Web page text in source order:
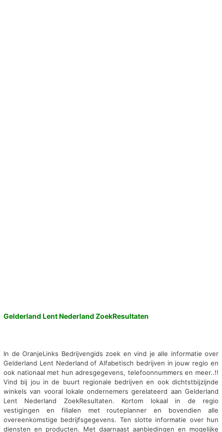
Gelderland Lent Nederland ZoekResultaten
In de OranjeLinks Bedrijvengids zoek en vind je alle informatie over
Gelderland Lent Nederland of Alfabetisch bedrijven in jouw regio en
ook nationaal met hun adresgegevens, telefoonnummers en meer..!!
Vind bij jou in de buurt regionale bedrijven en ook dichtstbijzijnde
winkels van vooral lokale ondernemers gerelateerd aan Gelderland
Lent Nederland ZoekResultaten. Kortom lokaal in de regio
vestigingen en filialen met routeplanner en bovendien alle
overeenkomstige bedrijfsgegevens. Ten slotte informatie over hun
diensten en producten. Met daarnaast aanbiedingen en mogelijke